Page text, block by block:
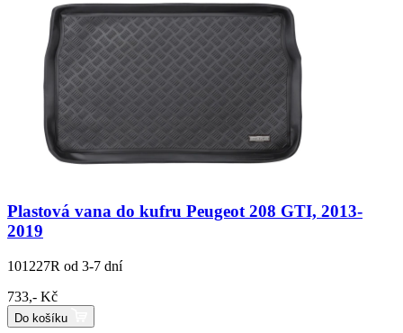
Plastová vana do kufru Peugeot 208 GTI, 2013-
2019
101227R od 3-7 dní
733,- Kč
Do košíku